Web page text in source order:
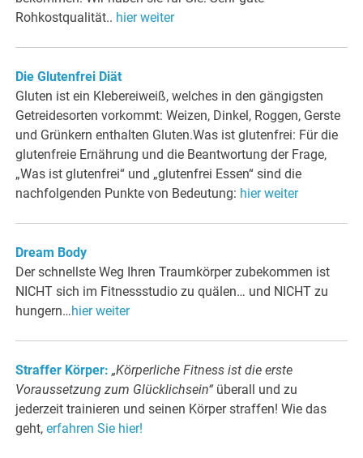
Rohkostqualität.. hier weiter
Die Glutenfrei Diät
Gluten ist ein Klebereiweiß, welches in den gängigsten
Getreidesorten vorkommt: Weizen, Dinkel, Roggen, Gerste
und Grünkern enthalten Gluten.Was ist glutenfrei: Für die
glutenfreie Ernährung und die Beantwortung der Frage,
„Was ist glutenfrei“ und „glutenfrei Essen“ sind die
nachfolgenden Punkte von Bedeutung: hier weiter
Dream Body
Der schnellste Weg Ihren Traumkörper zubekommen ist
NICHT sich im Fitnessstudio zu quälen… und NICHT zu
hungern…hier weiter
Straffer Körper: „Körperliche Fitness ist die erste
Voraussetzung zum Glücklichsein“überall und zu
jederzeit trainieren und seinen Körper straffen! Wie das
geht,erfahren Sie hier!